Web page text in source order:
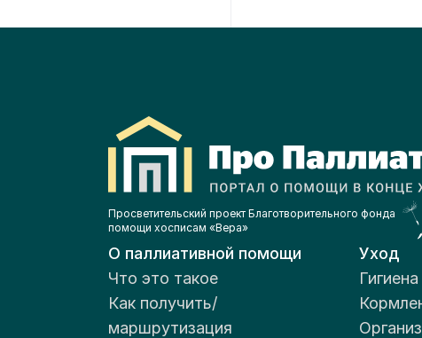
Просветительский проект Благотворительного фонда
помощи хосписам «Вера»
О паллиативной помощи
Что это такое
Как получить/
маршрутизация
Уход
Гигиена